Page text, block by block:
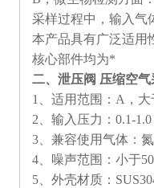
采样过程中，输入气
本产品具有广泛适用
核心部件均为*
二、泄压阀 压缩空气
1、适用范围：A，大
2、输入压力：0.1-
3、兼容使用气体：
4、噪声范围：小于
5、外壳材质：